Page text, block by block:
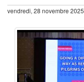
vendredi, 28 novembre 2025